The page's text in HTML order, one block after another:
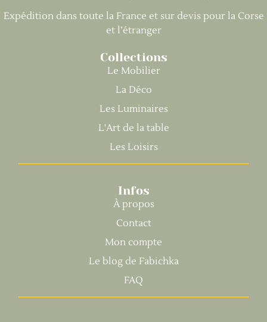
Expédition dans toute la France et sur devis pour la Corse
et l’étranger
Collections
Le Mobilier
La Déco
Les Luminaires
L'Art de la table
Les Loisirs
Infos
À propos
Contact
Mon compte
Le blog de Fabichka
FAQ